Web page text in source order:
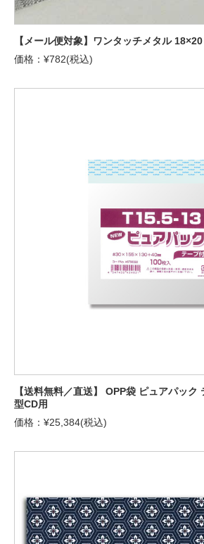
【メール便対象】ワンタッチメタル
価格：¥782(税込)
【送料無料／直送】 OPP袋 ピュアパッ
型CD用
価格：¥25,384(税込)